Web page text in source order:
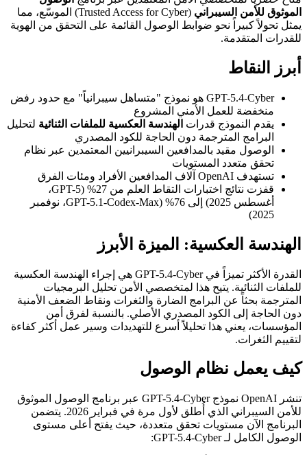
الموثوق للأمن السيبراني
(Trusted Access for Cyber) الموسّع، مما
يمثل تحولاً كبيراً نحو ضوابط الوصول القائمة على التحقق من الهوية
للقدرات المتقدمة.
أبرز النقاط
GPT-5.4-Cyber هو نموذج "متساهل سيبرانياً" مع حدود رفض
منخفضة للعمل الأمني المشروع
يقدم النموذج قدراتالهندسة العكسية للملفات الثنائيةلتحليل
البرامج المترجمة دون الحاجة للكود المصدري
الوصول مقيد بالمدافعين السيبرانيين المعتمدين عبر نظام
تحقق متعدد المستويات
تستهدف OpenAI آلاف المدافعين الأفراد ومئات الفرق
قفزت نتائج اختبارات التقاط العلم من 27% (GPT-5،
أغسطس 2025) إلى 76% (GPT-5.1-Codex-Max، نوفمبر
2025)
الهندسة العكسية: الميزة الأبرز
القدرة الأكثر تميزاً في GPT-5.4-Cyber هي إجراء الهندسة العكسية
للملفات الثنائية. يتيح هذا لمتخصصي الأمن تحليل البرمجيات
المترجمة بحثاً عن البرامج الضارة والثغرات ونقاط الضعف الأمنية
دون الحاجة إلى الكود المصدري الأصلي. بالنسبة لفرق أمن
المؤسسات، يعني هذا تحليلاً أسرع للتهديدات وسير عمل أكثر كفاءة
لتقييم الثغرات.
كيف يعمل نظام الوصول
تنشر OpenAI نموذج GPT-5.4-Cyber عبر برنامج الوصول الموثوق
للأمن السيبراني الذي أُطلق لأول مرة في فبراير 2026. يتضمن
البرنامج الآن مستويات تحقق متعددة، حيث يفتح أعلى مستوى
الوصول الكامل لـ GPT-5.4-Cyber: